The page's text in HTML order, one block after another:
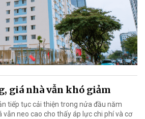
giá nhà vẫn khó giảm
tiếp tục cải thiện trong nửa đầu năm
neo cao cho thấy áp lực chi phí và cơ